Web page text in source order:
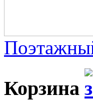
Корзина